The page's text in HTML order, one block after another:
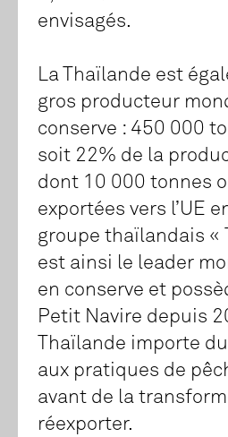
envisagés.
La Thaïlande est
gros producteur
conserve : 450 000
soit 22% de la
dont 10 000 tonnes
exportées vers l’UE
groupe thaïlandais «
est ainsi le leader
en conserve et
Petit Navire depuis
Thaïlande importe
aux pratiques de
avant de la
réexporter.